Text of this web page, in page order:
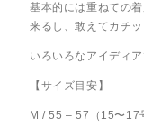
基本的には重ねての
来るし、敢えてカチ
いろいろなアイディ
【サイズ目安】
M / 55 – 57（15〜17